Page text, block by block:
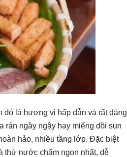
đó là hương vị hấp dẫn và rất đáng
rán ngầy ngậy hay miếng dồi sụn
hảo, nhiều tầng lớp. Đặc biệt
thứ nước chấm ngon nhất, dễ